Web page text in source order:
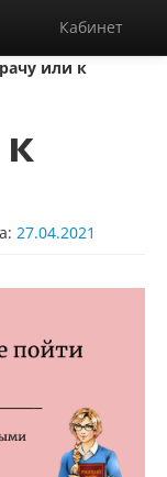
Кабинет
или к
27.04.2021